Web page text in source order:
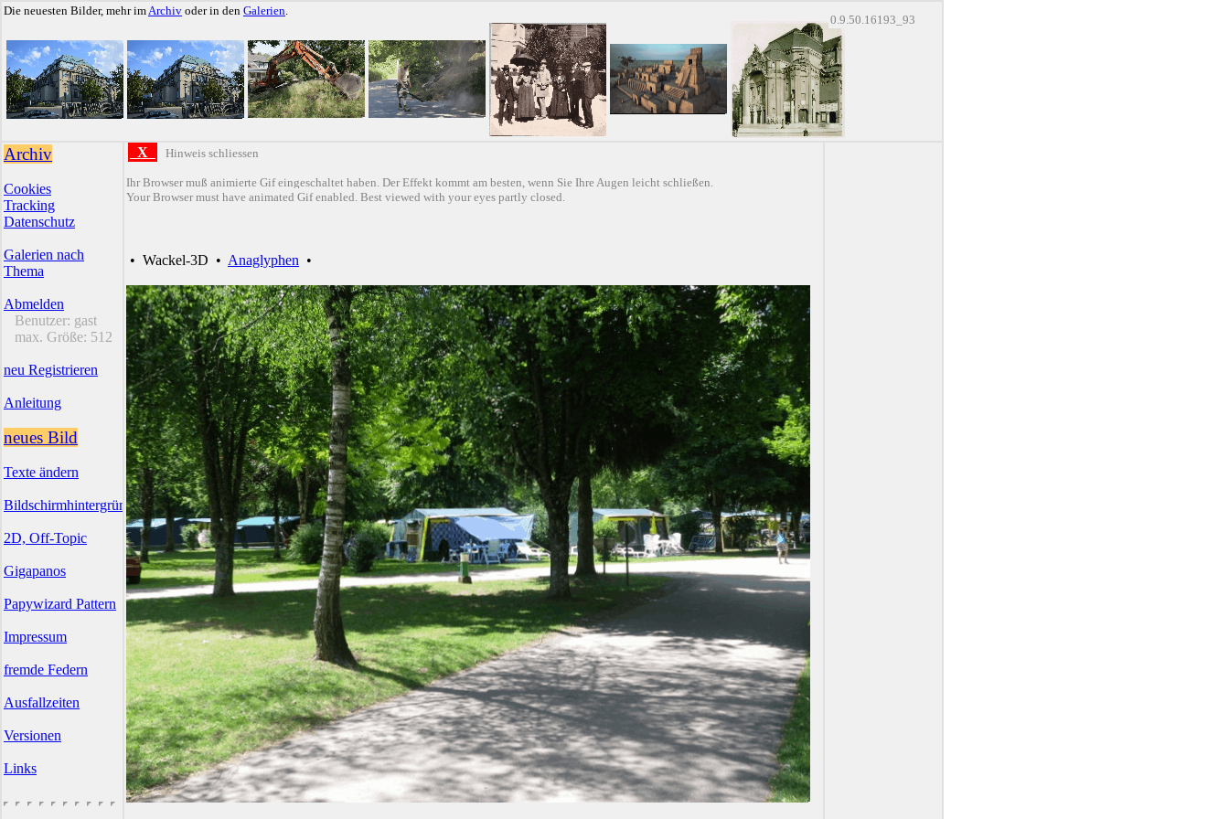
Die neuesten Bilder, mehr imArchiv oder in den Galerien.
0.9.50.16193_93
Archiv
Cookies
Tracking
Datenschutz
Galerien nach
Thema
Abmelden
Benutzer: gast
max. Größe: 512
neu Registrieren
Anleitung
neues Bild
Texte ändern
Bildschirmhintergründe
2D, Off-Topic
Gigapanos
Papywizard Pattern
Impressum
fremde Federn
Ausfallzeiten
Versionen
Links
X Hinweis schliessen
Ihr Browser muß animierte Gif eingeschaltet haben. Der Effekt kommt am besten, wenn Sie Ihre Augen leicht schließen.
Your Browser must have animated Gif enabled. Best viewed with your eyes partly closed.
• Wackel-3D • Anaglyphen •